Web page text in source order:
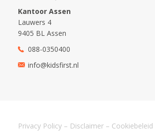
Kantoor Assen
Lauwers 4
9405 BL Assen
088-0350400
info@kidsfirst.nl
Privacy Policy – Disclaimer – Cookiebeleid